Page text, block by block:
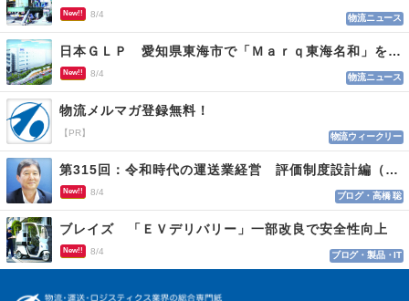
New!! 8/4 物流ニュース
日本ＧＬＰ 愛知県東海市で「Ｍａｒｑ東海名和」を開発
New!! 8/4 物流ニュース
物流メルマガ登録無料！
【PR】 物流ウィークリー
第315回：令和時代の運送業経営 評価制度設計編（１１５）
New!! 8/4 ブログ・高橋 聡
ブレイズ 「ＥＶデリバリー」一部改良で安全性向上
New!! 8/4 ブログ・製品・IT